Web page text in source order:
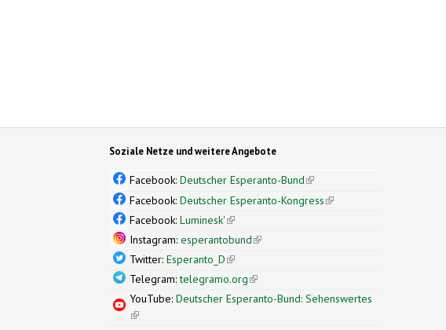
Soziale Netze und weitere Angebote
Facebook:Deutscher Esperanto-Bund(link is external)
Facebook:Deutscher Esperanto-Kongress(link is external)
Facebook:Luminesk'(link is external)
Instagram:esperantobund(link is external)
Twitter:Esperanto_D(link is external)
Telegram:telegramo.org(link is external)
YouTube:Deutscher Esperanto-Bund: Sehenswertes
(link is external)